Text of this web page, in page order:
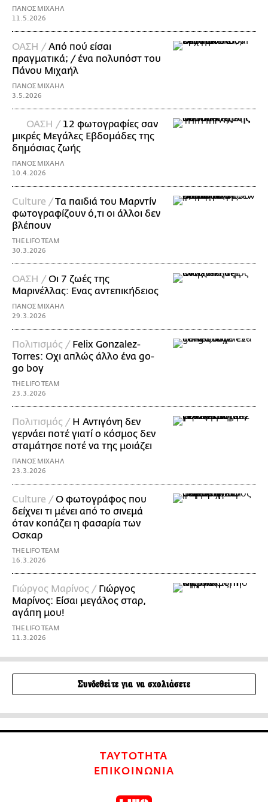
ΠΑΝΟΣ ΜΙΧΑΗΛ
11.5.2026
ΟΑΣΗ / Από πού είσαι
πραγματικά; / ένα πολυπόστ του
Πάνου Μιχαήλ
ΠΑΝΟΣ ΜΙΧΑΗΛ
3.5.2026
ΟΑΣΗ / 12 φωτογραφίες σαν
μικρές Μεγάλες Εβδομάδες της
δημόσιας ζωής
ΠΑΝΟΣ ΜΙΧΑΗΛ
10.4.2026
Culture /Tα παιδιά του Μαρντίν
φωτογραφίζουν ό,τι οι άλλοι δεν
βλέπουν
THE LIFO TEAM
30.3.2026
ΟΑΣΗ / Οι 7 ζωές της
Μαρινέλλας: Ενας αντεπικήδειος
ΠΑΝΟΣ ΜΙΧΑΗΛ
29.3.2026
Πολιτισμός / Felix Gonzalez-
Torres: Οχι απλώς άλλο ένα go-
go boy
THE LIFO TEAM
23.3.2026
Πολιτισμός / Η Αντιγόνη δεν
γερνάει ποτέ γιατί ο κόσμος δεν
σταμάτησε ποτέ να της μοιάζει
ΠΑΝΟΣ ΜΙΧΑΗΛ
23.3.2026
Culture / Ο φωτογράφος που
δείχνει τι μένει από το σινεμά
όταν κοπάζει η φασαρία των
Οσκαρ
THE LIFO TEAM
16.3.2026
Γιώργος Μαρίνος / Γιώργος
Μαρίνος: Είσαι μεγάλος σταρ,
αγάπη μου!
THE LIFO TEAM
11.3.2026
Συνδεθείτε για να σχολιάσετε
ΤΑΥΤΟΤΗΤΑ
ΕΠΙΚΟΙΝΩΝΙΑ